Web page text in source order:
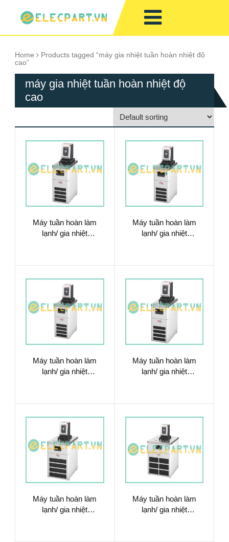
Home
Products tagged “máy gia nhiệt tuần hoàn nhiệt độ
cao”
máy gia nhiệt tuần hoàn nhiệt độ
cao
Máy tuần hoàn làm
lạnh/ gia nhiệt
Máy tuần hoàn làm
lạnh/ gia nhiệt
Máy tuần hoàn làm
lạnh/ gia nhiệt
Máy tuần hoàn làm
lạnh/ gia nhiệt
Máy tuần hoàn làm
lạnh/ gia nhiệt
Máy tuần hoàn làm
lạnh/ gia nhiệt